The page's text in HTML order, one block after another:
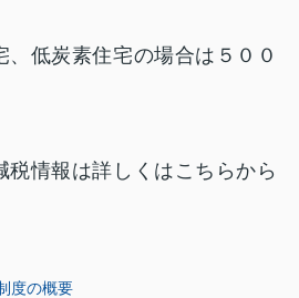
低炭素住宅の場合は５００
税情報は詳しくはこちらから
度の概要